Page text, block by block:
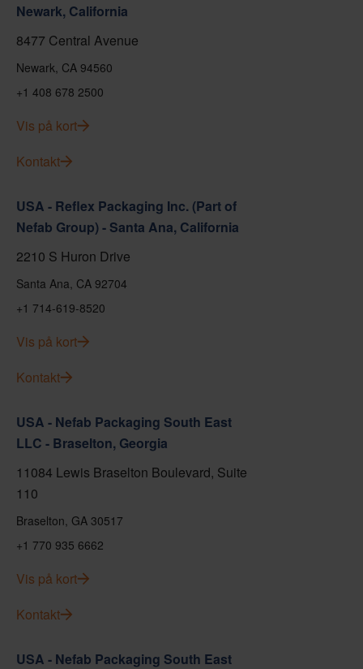
Newark, California
8477 Central Avenue
Newark, CA 94560
+1 408 678 2500
Vis på kort
Kontakt
USA - Reflex Packaging Inc. (Part of
Nefab Group) - Santa Ana, California
2210 S Huron Drive
Santa Ana, CA 92704
+1 714-619-8520
Vis på kort
Kontakt
USA - Nefab Packaging South East
LLC - Braselton, Georgia
11084 Lewis Braselton Boulevard, Suite
110
Braselton, GA 30517
+1 770 935 6662
Vis på kort
Kontakt
USA - Nefab Packaging South East